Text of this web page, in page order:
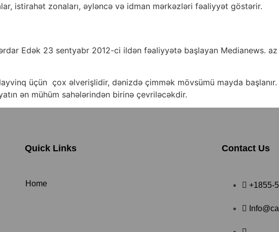
istirahət zonaları, əyləncə və idman mərkəzləri fəaliyyət göstərir.
Edək 23 sentyabr 2012-ci ildən fəaliyyətə başlayan Medianews. az
üçün çox əlverişlidir, dənizdə çimmək mövsümü mayda
ən mühüm sahələrindən birinə çevriləcəkdir.
Quick Links
Home
Contact Us
+1855-